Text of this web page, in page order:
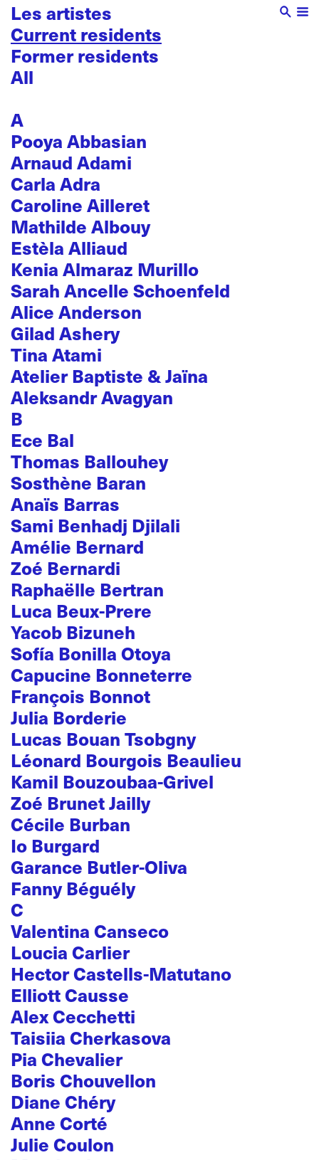
Les artistes
Current residents
Former residents
All
A
Pooya Abbasian
Arnaud Adami
Carla Adra
Caroline Ailleret
Mathilde Albouy
Estèla Alliaud
Kenia Almaraz Murillo
Sarah Ancelle Schoenfeld
Alice Anderson
Gilad Ashery
Tina Atami
Atelier Baptiste & Jaïna
Aleksandr Avagyan
B
Ece Bal
Thomas Ballouhey
Sosthène Baran
Anaïs Barras
Sami Benhadj Djilali
Amélie Bernard
Zoé Bernardi
Raphaëlle Bertran
Luca Beux-Prere
Yacob Bizuneh
Sofía Bonilla Otoya
Capucine Bonneterre
François Bonnot
Julia Borderie
Lucas Bouan Tsobgny
Léonard Bourgois Beaulieu
Kamil Bouzoubaa-Grivel
Zoé Brunet Jailly
Cécile Burban
Io Burgard
Garance Butler-Oliva
Fanny Béguély
C
Valentina Canseco
Loucia Carlier
Hector Castells-Matutano
Elliott Causse
Alex Cecchetti
Taisiia Cherkasova
Pia Chevalier
Boris Chouvellon
Diane Chéry
Anne Corté
Julie Coulon